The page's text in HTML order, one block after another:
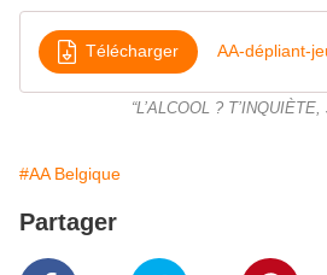
Télécharger AA-dépliant-
“L’ALCOOL ?
#AA Belgique
Partager